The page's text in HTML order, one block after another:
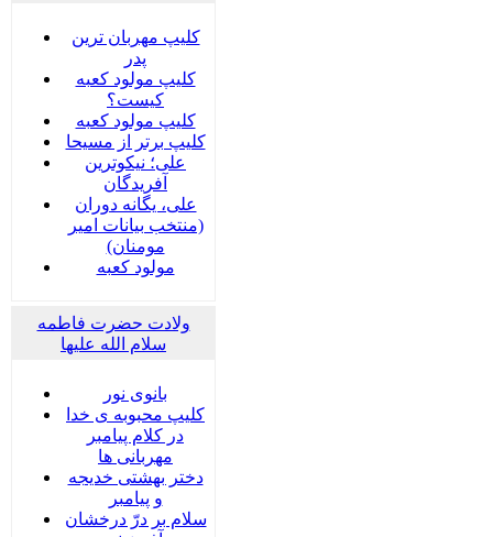
کلیپ مهربان ترین
پدر
کلیپ مولود کعبه
کیست؟
کلیپ مولود کعبه
کلیپ برتر از مسیحا
علی؛ نیکوترین
آفریدگان
علی، یگانه دوران
(منتخب بیانات امیر
مومنان)
مولود کعبه
ولادت حضرت فاطمه
سلام الله علیها
بانوی نور
کلیپ محبوبه ی خدا
در کلام پیامبر
مهربانی ها
دختر بهشتی خدیجه
و پیامبر
سلام بر درّ درخشان